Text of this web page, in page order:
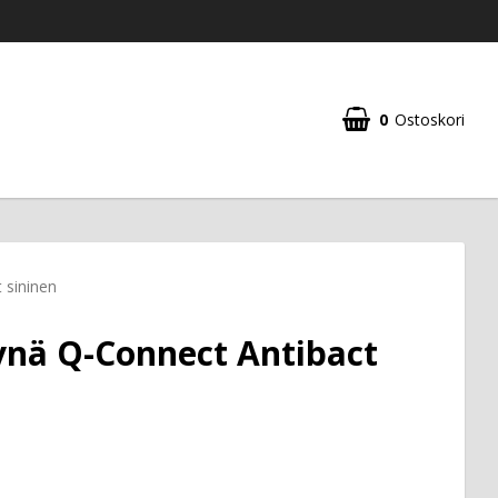
0 Ostoskori
sininen
Q-Connect Antibact